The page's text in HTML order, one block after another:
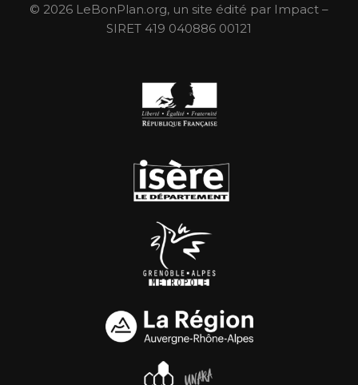
© 2026 LeBonPlan.org, un site édité par Impact –
SIRET 419 040886 00121